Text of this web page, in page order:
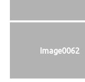
Image0062